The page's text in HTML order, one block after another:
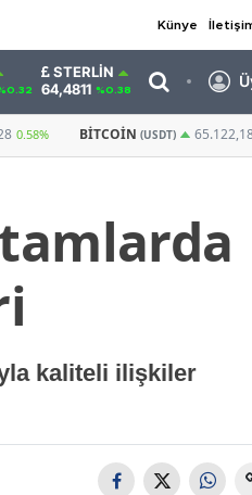
Künye
STERLIN
64,4811 %0.38
65.122,18 0.68% GRAM ALTIN
kaliteli ilişkiler